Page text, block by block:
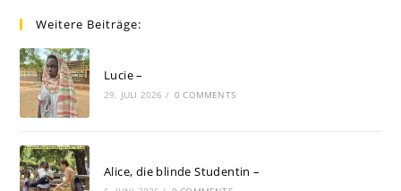
Weitere Beiträge:
Lucie –
29. JULI 2026 / 0 COMMENTS
Alice, die blinde Studentin –